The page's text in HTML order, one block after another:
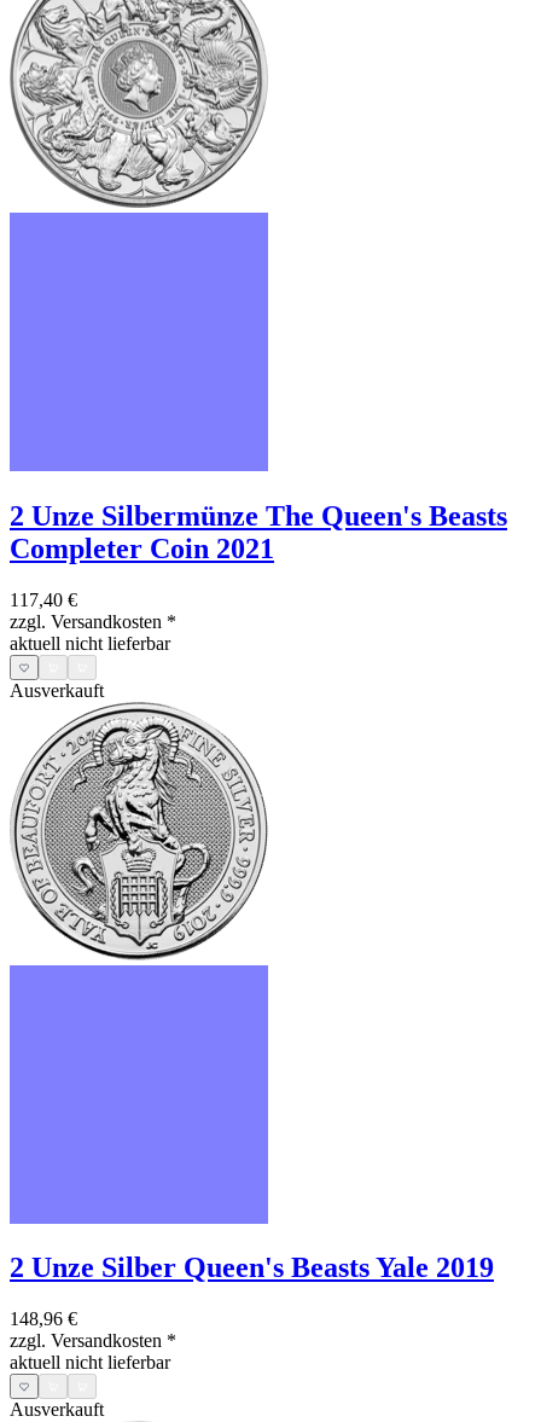
2 Unze Silbermünze The Queen's Beasts
Completer Coin 2021
117,40 €
zzgl. Versandkosten *
aktuell nicht lieferbar
Ausverkauft
2 Unze Silber Queen's Beasts Yale 2019
148,96 €
zzgl. Versandkosten *
aktuell nicht lieferbar
Ausverkauft